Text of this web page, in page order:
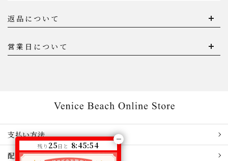
返品について
営業日について
支払い方法
配送・送料
残り 25 日と 8:45:54